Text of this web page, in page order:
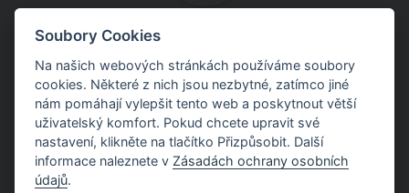
Inženýrské manuály
Stáhněte si manuály s teoretickými i praktickými ukázkami
použití programů.
Soubory Cookies
Na našich webových stránkách používáme soubory
cookies. Některé z nich jsou nezbytné, zatímco jiné
nám pomáhají vylepšit tento web a poskytnout větší
uživatelský komfort. Pokud chcete upravit své
nastavení, klikněte na tlačítko Přizpůsobit. Další
informace naleznete v Zásadách ochrany osobních
údajů.